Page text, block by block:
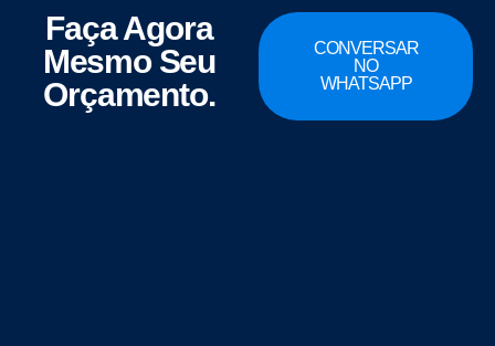
Faça Agora
Mesmo Seu
Orçamento.
CONVERSAR
NO
WHATSAPP